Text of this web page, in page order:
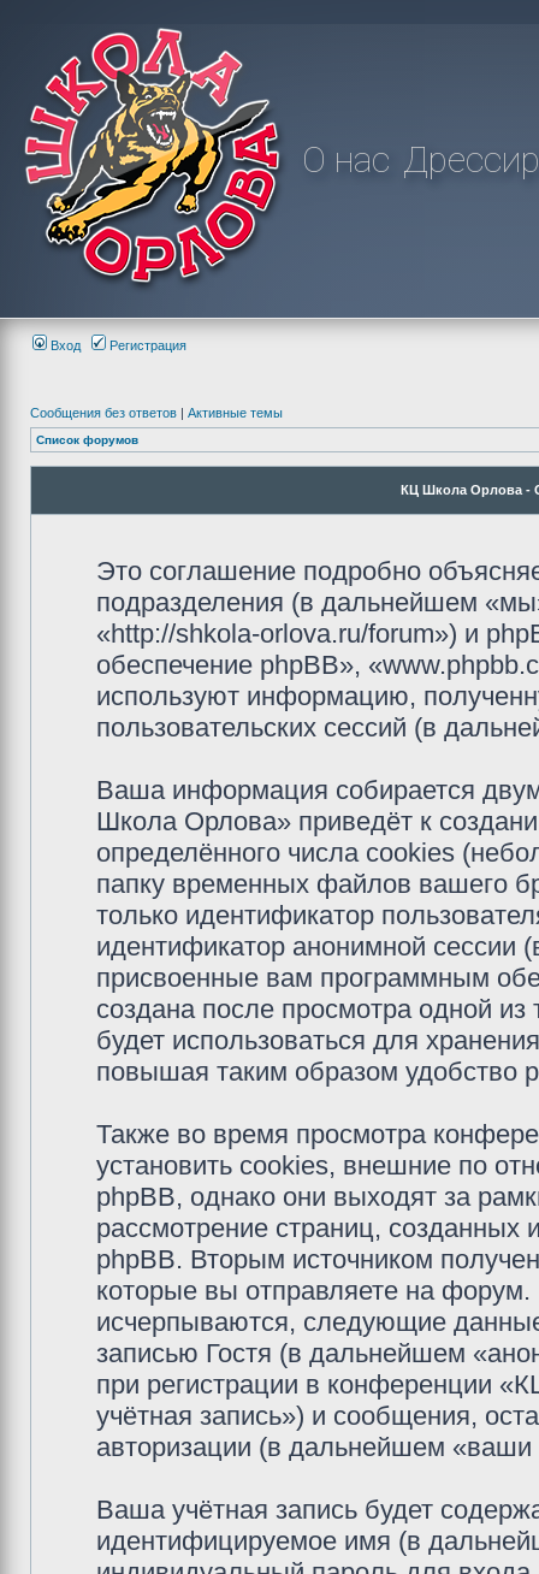
О нас
Вход Регистрация
Сообщения без ответов | Активные темы
Список форумов
КЦ Школа Орлова -
Это соглашение подробно
подразделения (в дальнейшем
«http://shkola-orlova.ru/forum») и
обеспечение phpBB»,
используют информацию,
пользовательских сессий (в
Ваша информация собирается
Школа Орлова» приведёт к
определённого числа cookies
папку временных файлов вашего
только идентификатор
идентификатор анонимной сессии
присвоенные вам программным
создана после просмотра одной
будет использоваться для
повышая таким образом удобство
Также во время просмотра
установить cookies, внешние по
phpBB, однако они выходят за
рассмотрение страниц,
phpBB. Вторым источником
которые вы отправляете на
исчерпываются, следующие
записью Гостя (в дальнейшем
при регистрации в конференции
учётная запись») и сообщения,
авторизации (в дальнейшем
Ваша учётная запись будет
идентифицируемое имя (в